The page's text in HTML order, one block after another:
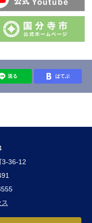
送る はてぶ
3-36-12